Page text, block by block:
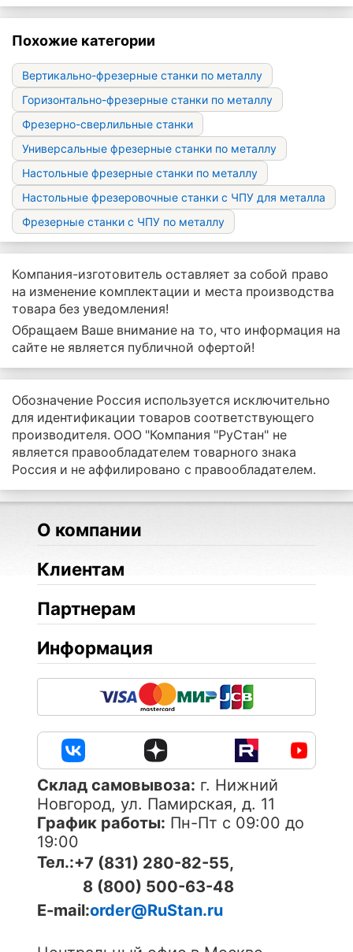
Похожие категории
Вертикально-фрезерные станки по металлу
Горизонтально-фрезерные станки по металлу
Фрезерно-сверлильные станки
Универсальные фрезерные станки по металлу
Настольные фрезерные станки по металлу
Настольные фрезеровочные станки с ЧПУ для металла
Фрезерные станки с ЧПУ по металлу
Компания-изготовитель оставляет за собой право
на изменение комплектации и места производства
товара без уведомления!
Обращаем Ваше внимание на то, что информация на
сайте не является публичной офертой!
Обозначение Россия используется исключительно
для идентификации товаров соответствующего
производителя. ООО "Компания "РуСтан" не
является правообладателем товарного знака
Россия и не аффилировано с правообладателем.
О компании
Клиентам
Партнерам
Информация
Cклад самовывоза: г. Нижний
Новгород, ул. Памирская, д. 11
График работы: Пн-Пт с 09:00 до
19:00
Тел.:+7 (831) 280-82-55,
8 (800) 500-63-48
E-mail:order@RuStan.ru